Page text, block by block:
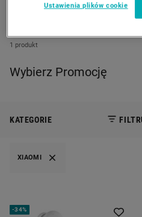
1 produkt
Wybierz Promocję
XIAOMI
KATEGORIE
-34%
Ustawienia plików cookie